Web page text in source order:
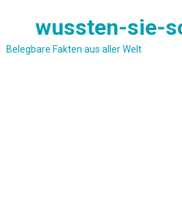
wussten-sie-
Belegbare Fakten aus aller Welt